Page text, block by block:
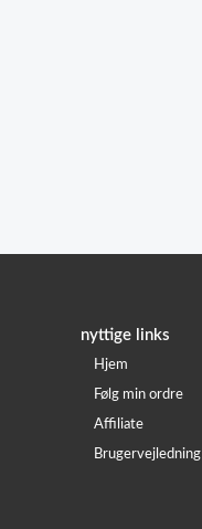
nyttige links
Hjem
Følg min ordre
Affiliate
Brugervejledning